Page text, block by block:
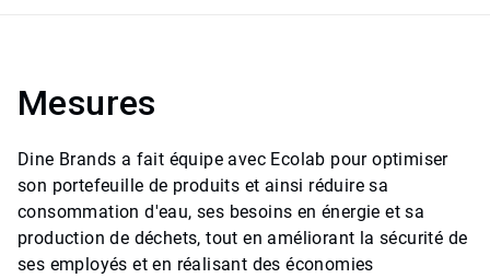
Mesures
Dine Brands a fait équipe avec Ecolab pour optimiser
son portefeuille de produits et ainsi réduire sa
consommation d'eau, ses besoins en énergie et sa
production de déchets, tout en améliorant la sécurité de
ses employés et en réalisant des économies